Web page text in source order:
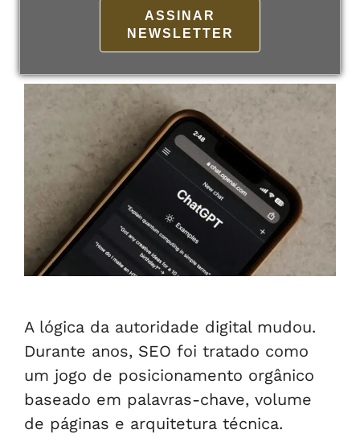
ASSINAR
NEWSLETTER
11 de junho de 2026 Poradmin
A lógica da autoridade digital mudou.
Durante anos, SEO foi tratado como
um jogo de posicionamento orgânico
baseado em palavras-chave, volume
de páginas e arquitetura técnica.